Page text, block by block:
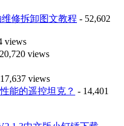
修拆卸图文教程 - 52,602
views
views
views
能的遥控坦克？ - 14,401